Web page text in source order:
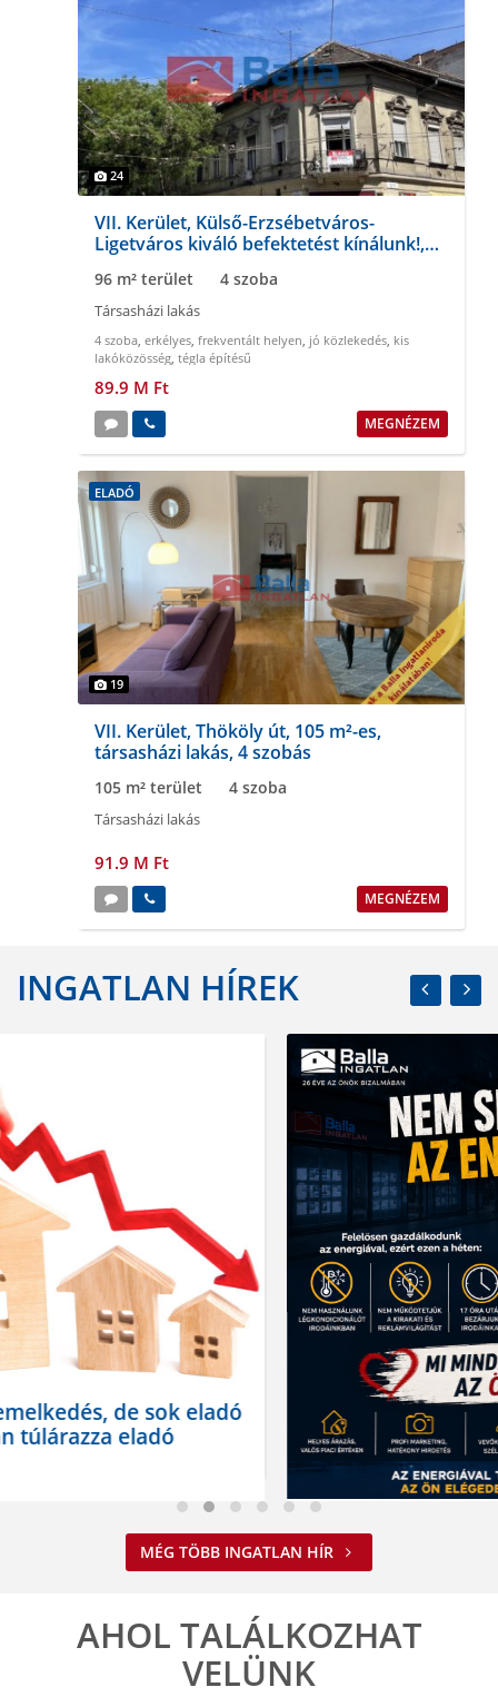
24
VII. Kerület, Külső-Erzsébetváros-
Ligetváros kiváló befektetést kínálunk!,
96 m² terület 4 szoba
Társasházi lakás
4 szoba, erkélyes, frekventált helyen, jó közlekedés, kis
lakóközösség, tégla építésű
89.9 M Ft
MEGNÉZEM
ELADÓ
19
VII. Kerület, Thököly út, 105 m²-es,
társasházi lakás, 4 szobás
105 m² terület 4 szoba
Társasházi lakás
91.9 M Ft
MEGNÉZEM
INGATLAN HÍREK
Nem spórolunk az energiával
ELOLVASOM
MÉG TÖBB INGATLAN HÍR
AHOL TALÁLKOZHAT
VELÜNK